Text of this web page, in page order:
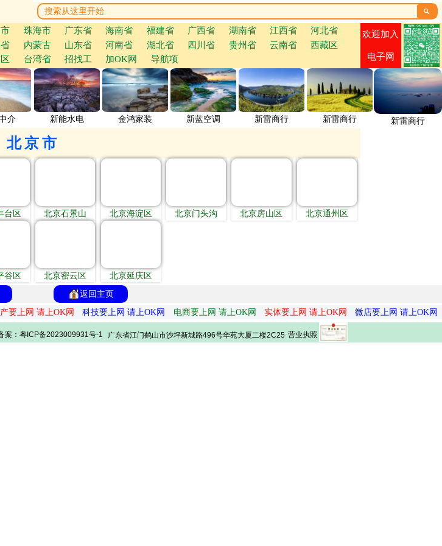

珠海市 广东省 海南省 福建省 广西省 湖南省 江西省
河北省
内蒙古 山东省 河南省 湖北省 四川省 贵州省 云南省
西藏区
台湾省 招找工 加OK网 导航项
欢迎加入
电子网
介 新能水电 金鸿家装 新蓝空调 新雷商行 新雷商行 新雷商行
北京市
台区 北京石景山 北京海淀区 北京门头沟 北京房山区 北京通州区
谷区 北京密云区
北京延庆区
返回主页
要上网 请上OK网 科技要上网 请上OK网 电商要上网 请上OK网 实体要上网 请上OK网 微店要上网 请上OK网
案：粤ICP备2023009931号-1 广东省江门鹤山市沙坪新城路496号华苑大厦二楼2C25 营业执照